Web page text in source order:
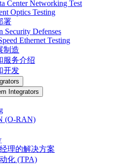
Center Networking Test
Optics Testing
署
Security Defenses
Ethernet Testing
制造
服务介绍
开发
Integrators
(O-RAN)
理的解决方案
化 (TPA)